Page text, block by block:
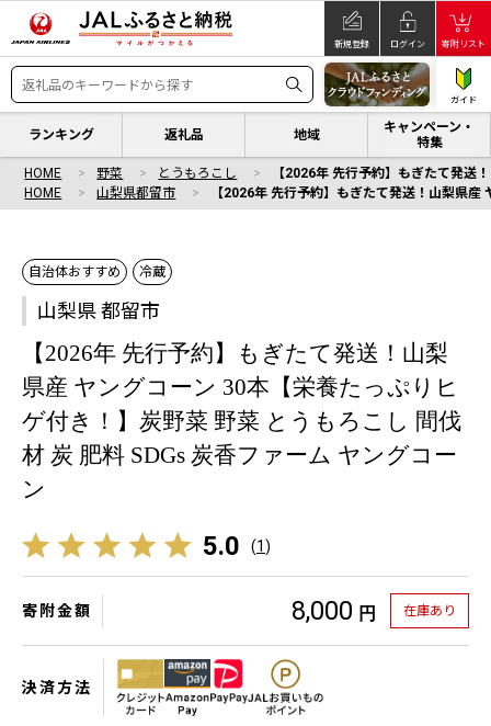
新規登録 ログイン 寄附リスト
ガイド
ランキング 返礼品 地域
キャンペーン・
特集
HOME 野菜 とうもろこし
【2026年 先行予約】もぎたて発送
HOME
山梨県都留市 【2026年 先行予約】もぎたて発送！山梨県
自治体おすすめ 冷蔵
山梨県 都留市
【2026年 先行予約】もぎたて発送！山梨
県産 ヤングコーン 30本【栄養たっぷりヒ
ゲ付き！】炭野菜 野菜 とうもろこし 間伐
材 炭 肥料 SDGs 炭香ファーム ヤングコー
ン
5.0 (1)
寄附金額 8,000 円 在庫あり
決済方法